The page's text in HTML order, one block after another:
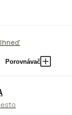
Ihneď
Porovnávač